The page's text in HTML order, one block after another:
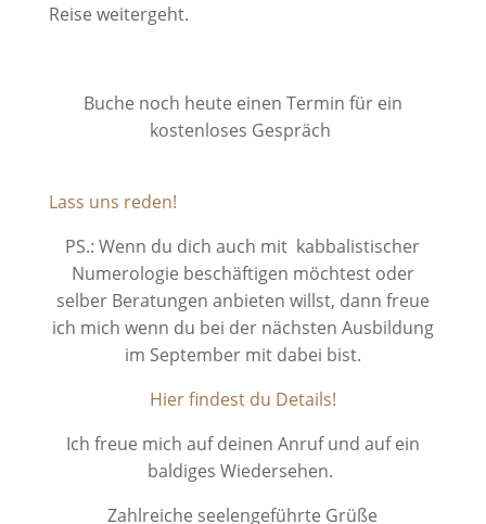
Reise weitergeht.
Buche noch heute einen Termin für ein
kostenloses Gespräch
Lass uns reden!
PS.: Wenn du dich auch mit kabbalistischer
Numerologie beschäftigen möchtest oder
selber Beratungen anbieten willst, dann freue
ich mich wenn du bei der nächsten Ausbildung
im September mit dabei bist.
Hier findest du Details!
Ich freue mich auf deinen Anruf und auf ein
baldiges Wiedersehen.
Zahlreiche seelengeführte Grüße